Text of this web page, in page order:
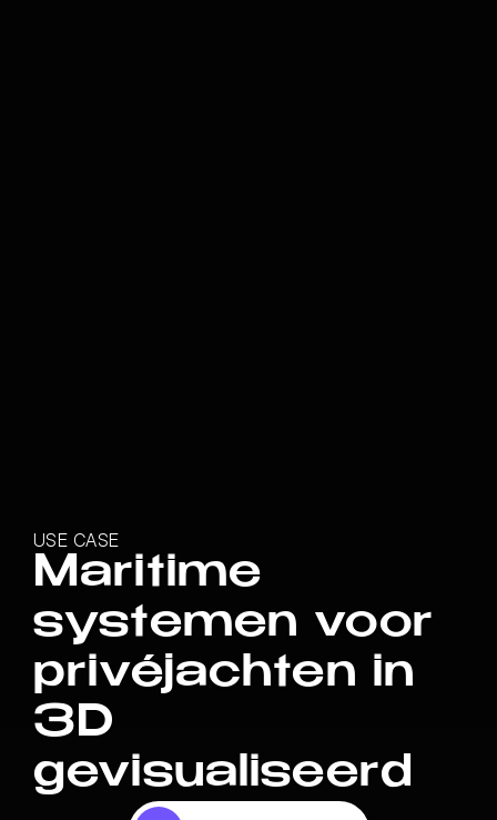
USE CASE
Maritime
systemen voor
privéjachten in
3D
gevisualiseerd